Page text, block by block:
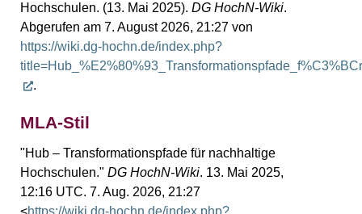
Hochschulen. (13. Mai 2025). DG HochN-Wiki.
Abgerufen am 7. August 2026, 21:27 von
https://wiki.dg-hochn.de/index.php?
.
MLA-Stil
"Hub – Transformationspfade für nachhaltige
Hochschulen." DG HochN-Wiki. 13. Mai 2025,
12:16 UTC. 7. Aug. 2026, 21:27